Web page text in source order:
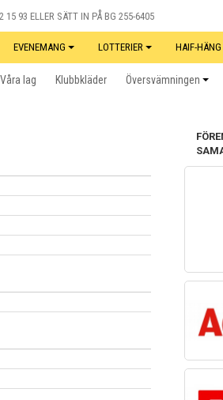
15 93 ELLER SÄTT IN PÅ BG 255-6405
EVENEMANG LOTTERIER HAIF-
Våra lag Klubbkläder Översvämningen